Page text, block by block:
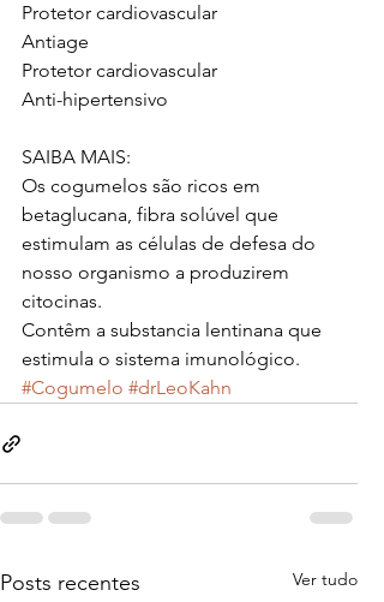
Protetor cardiovascular
Antiage
Protetor cardiovascular
Anti-hipertensivo
SAIBA MAIS:
Os cogumelos são ricos em
betaglucana, fibra solúvel que
estimulam as células de defesa do
nosso organismo a produzirem
citocinas.
Contêm a substancia lentinana que
estimula o sistema imunológico.
#Cogumelo #drLeoKahn
Posts recentes Ver tudo